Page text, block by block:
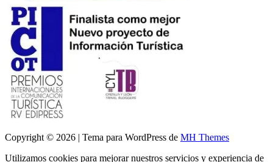
Copyright © 2026 | Tema para WordPress de MH Themes
Utilizamos cookies para mejorar nuestros servicios y experiencia de